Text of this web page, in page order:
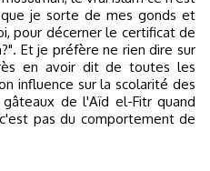
je sorte de mes gonds et
pour décerner le certificat de
Et je préfère ne rien dire sur
en avoir dit de toutes les
influence sur la scolarité des
de l'Aïd el-Fitr quand
pas du comportement de